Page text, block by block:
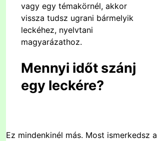
vagy egy témakörnél, akkor
vissza tudsz ugrani bármelyik
leckéhez, nyelvtani
magyarázathoz.
Mennyi időt szánj
egy leckére?
Ez mindenkinél más. Most ismerkedsz a